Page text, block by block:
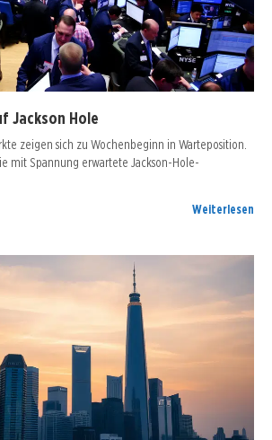
Jackson Hole
zeigen sich zu Wochenbeginn in Warteposition.
mit Spannung erwartete Jackson-Hole-
Weiterlesen